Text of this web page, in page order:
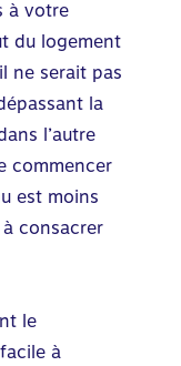
à votre
du logement
ne serait pas
la
l’autre
commencer
est moins
consacrer
le
à